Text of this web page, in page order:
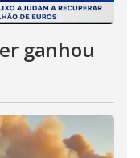
ganhou